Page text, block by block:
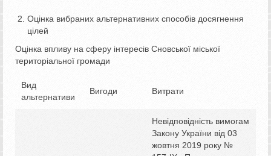
Оцінка вибраних альтернативних способів досягнення
цілей
Оцінка впливу на сферу інтересів Сновської міської
територіальної громади
Вид
альтернативи
Вигоди Витрати
Невідповідність вимогам
Закону України від 03
жовтня 2019 року №